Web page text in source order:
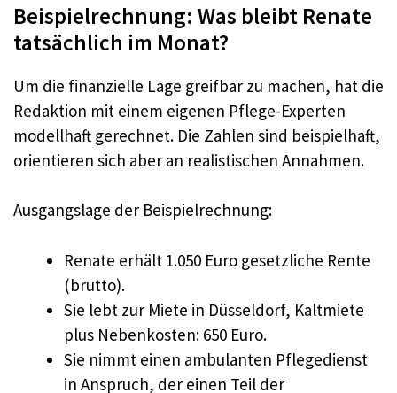
Beispielrechnung: Was bleibt Renate
tatsächlich im Monat?
Um die finanzielle Lage greifbar zu machen, hat die
Redaktion mit einem eigenen Pflege-Experten
modellhaft gerechnet. Die Zahlen sind beispielhaft,
orientieren sich aber an realistischen Annahmen.
Ausgangslage der Beispielrechnung:
Renate erhält 1.050 Euro gesetzliche Rente
(brutto).
Sie lebt zur Miete in Düsseldorf, Kaltmiete
plus Nebenkosten: 650 Euro.
Sie nimmt einen ambulanten Pflegedienst
in Anspruch, der einen Teil der